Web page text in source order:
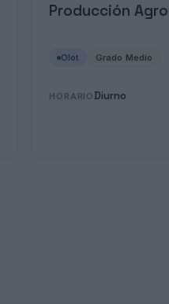
Producción
Olot Grado Medio
HORARIO Diurno